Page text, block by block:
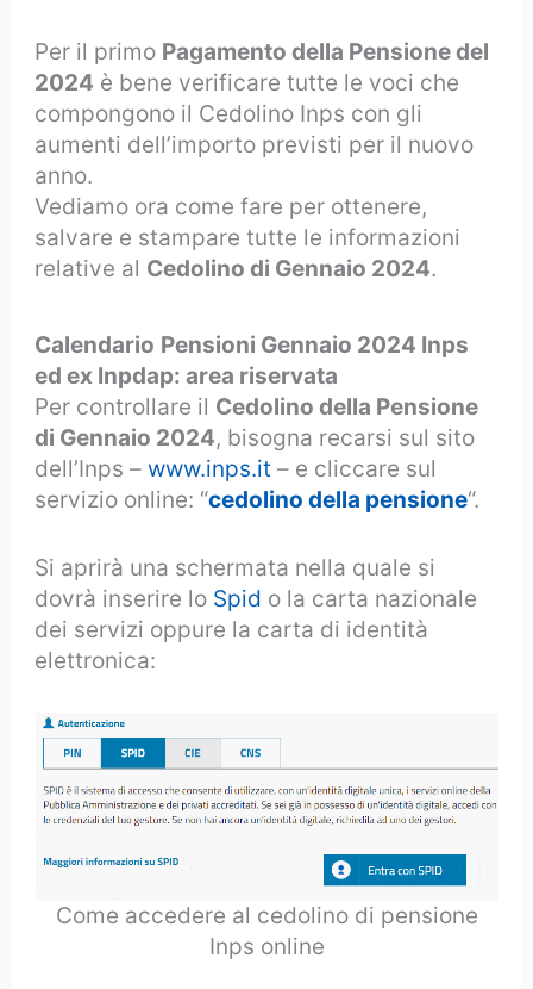
Per il primo Pagamento della Pensione del
2024 è bene verificare tutte le voci che
compongono il Cedolino Inps con gli
aumenti dell’importo previsti per il nuovo
anno.
Vediamo ora come fare per ottenere,
salvare e stampare tutte le informazioni
relative al Cedolino di Gennaio 2024.
Calendario Pensioni Gennaio 2024 Inps
ed ex Inpdap: area riservata
Per controllare il Cedolino della Pensione
di Gennaio 2024, bisogna recarsi sul sito
dell’Inps –www.inps.it – e cliccare sul
servizio online: “cedolino della pensione“.
Si aprirà una schermata nella quale si
dovrà inserire lo Spid o la carta nazionale
dei servizi oppure la carta di identità
elettronica:
Come accedere al cedolino di pensione
Inps online